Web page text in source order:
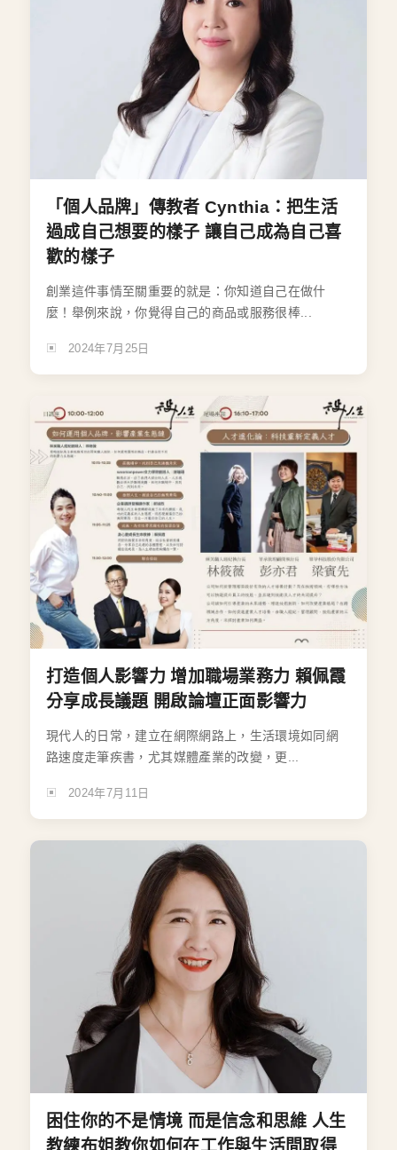
「個人品牌」傳教者 Cynthia：把生活
過成自己想要的樣子 讓自己成為自己喜
歡的樣子
創業這件事情至關重要的就是：你知道自己在做什
麼！舉例來說，你覺得自己的商品或服務很棒...
2024年7月25日
打造個人影響力 增加職場業務力 賴佩霞
分享成長議題 開啟論壇正面影響力
現代人的日常，建立在網際網路上，生活環境如同網
路速度走筆疾書，尤其媒體產業的改變，更...
2024年7月11日
困住你的不是情境 而是信念和思維 人生
教練布姐教你如何在工作與生活間取得